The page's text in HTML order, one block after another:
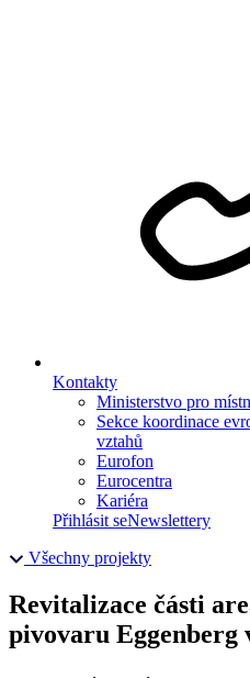
Kontakty
Ministerstvo pro
Sekce koordinace
vztahů
Eurofon
Eurocentra
Kariéra
Přihlásit seNewslettery
Všechny projekty
Revitalizace části
pivovaru Eggenberg